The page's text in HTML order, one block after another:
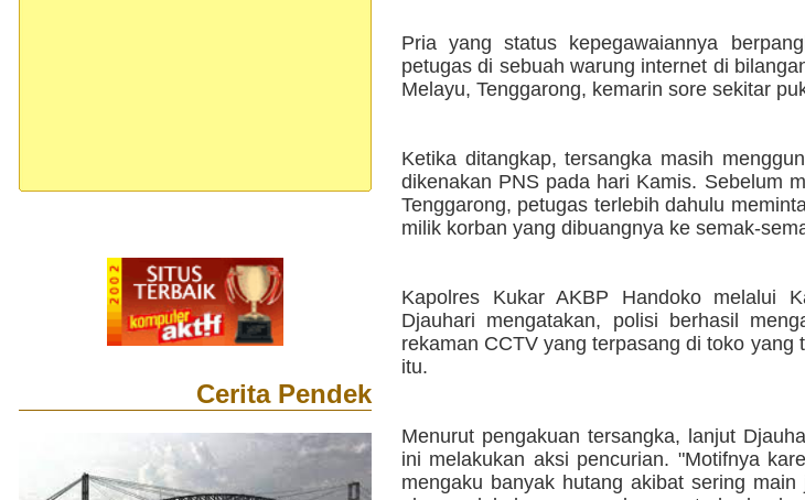
Cerita Pendek
Pria yang status kepegawaiannya
petugas di sebuah warung internet di
Melayu, Tenggarong, kemarin sore sekitar
Ketika ditangkap, tersangka masih
dikenakan PNS pada hari Kamis. Sebelum
Tenggarong, petugas terlebih dahulu
milik korban yang dibuangnya ke semak-
Kapolres Kukar AKBP Handoko melalui
Djauhari mengatakan, polisi berhasil
rekaman CCTV yang terpasang di toko yang
itu.
Menurut pengakuan tersangka, lanjut
ini melakukan aksi pencurian. "Motifnya
mengaku banyak hutang akibat sering